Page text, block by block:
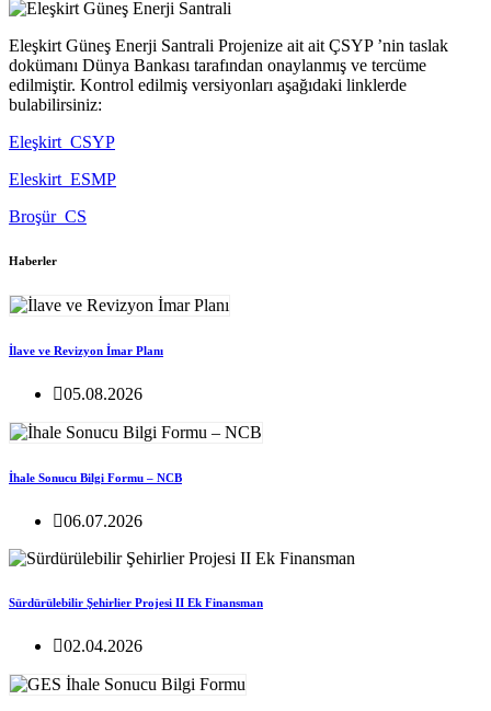
Eleşkirt Güneş Enerji Santrali Projenize ait ait ÇSYP ’nin taslak
dokümanı Dünya Bankası tarafından onaylanmış ve tercüme
edilmiştir. Kontrol edilmiş versiyonları aşağıdaki linklerde
bulabilirsiniz:
Eleşkirt_CSYP
Eleskirt_ESMP
Broşür_CS
Haberler
İlave ve Revizyon İmar Planı
05.08.2026
İhale Sonucu Bilgi Formu – NCB
06.07.2026
Sürdürülebilir Şehirlier Projesi II Ek Finansman
02.04.2026